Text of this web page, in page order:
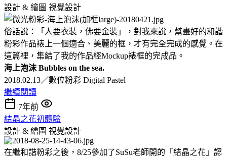
設計 & 繪圖 視覺設計
俗話說：「人要衣裝，佛要金裝」，對我來說，幫畫好的和諧
粉彩作品裱上一個適合、美麗的框，才有完全完成的感覺。在
這篇裡，集結了我的作品經Mockup裱框的完成品。
海上泡沫 Bubbles on the sea.
2018.02.13／數位粉彩 Digital Pastel
繼續閱讀
7年前
結晶之花初體驗
設計 & 繪圖 視覺設計
在繼和諧粉彩之後，8/25參加了SuSu老師開的「結晶之花」認